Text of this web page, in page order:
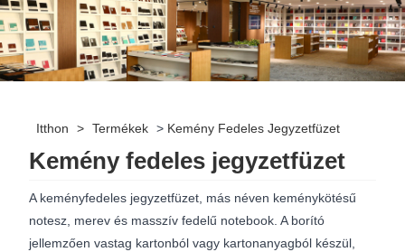
Itthon > Termékek > Kemény Fedeles Jegyzetfüzet
Kemény fedeles jegyzetfüzet
A keményfedeles jegyzetfüzet, más néven keménykötésű
notesz, merev és masszív fedelű notebook. A borító
jellemzően vastag kartonból vagy kartonanyagból készül,